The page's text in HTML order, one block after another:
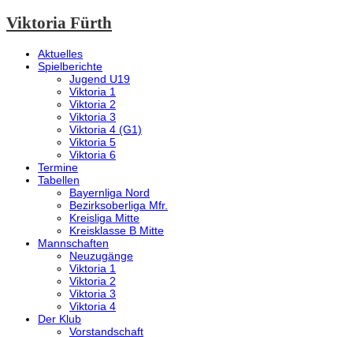
Viktoria Fürth
Aktuelles
Spielberichte
Jugend U19
Viktoria 1
Viktoria 2
Viktoria 3
Viktoria 4 (G1)
Viktoria 5
Viktoria 6
Termine
Tabellen
Bayernliga Nord
Bezirksoberliga Mfr.
Kreisliga Mitte
Kreisklasse B Mitte
Mannschaften
Neuzugänge
Viktoria 1
Viktoria 2
Viktoria 3
Viktoria 4
Der Klub
Vorstandschaft